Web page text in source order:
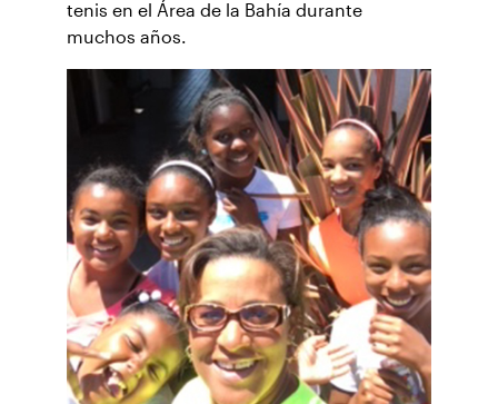
tenis en el Área de la Bahía durante
muchos años.